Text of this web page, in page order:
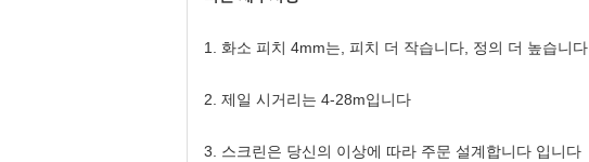
1. 화소 피치 4mm는, 피치 더 작습니다, 정의 더 높습니다
2. 제일 시거리는 4-28m입니다
3. 스크린은 당신의 이상에 따라 주문 설계합니다 입니다